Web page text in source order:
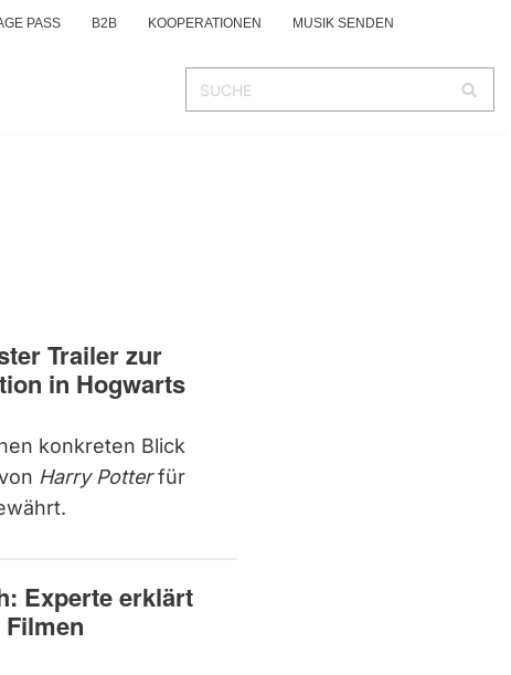
PASS B2B KOOPERATIONEN MUSIK SENDEN
Trailer zur
in Hogwarts
konkreten Blick
Harry Potterfür
Experte erklärt